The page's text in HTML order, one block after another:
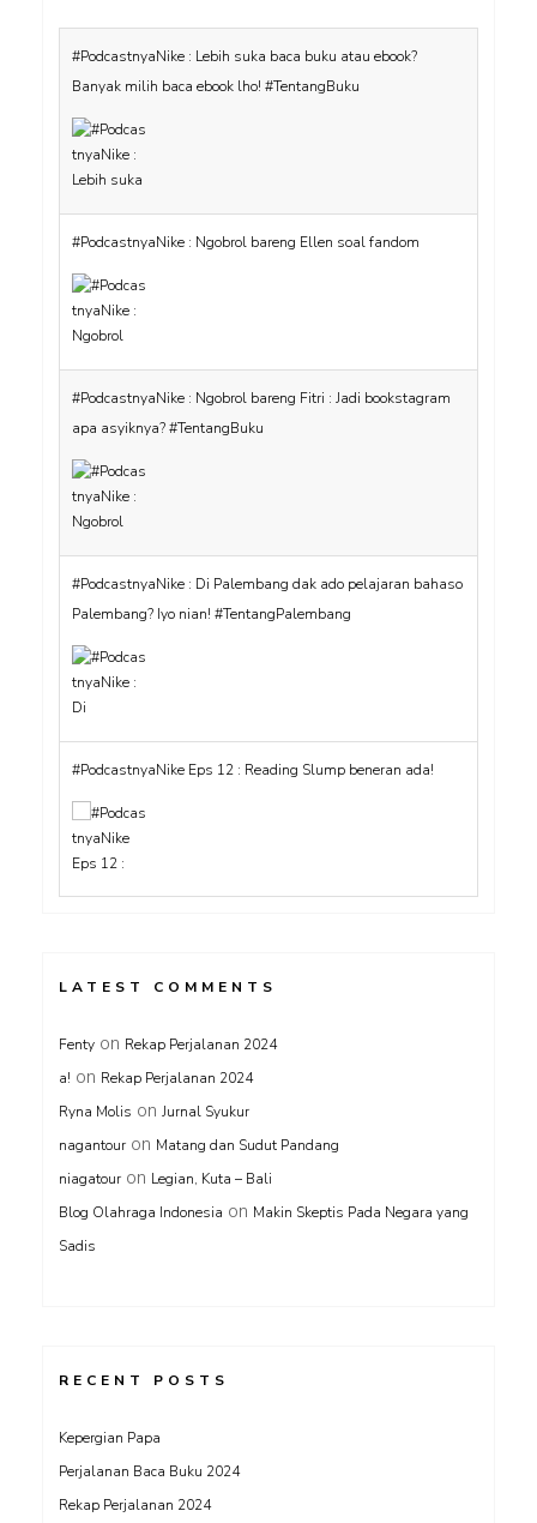
#PodcastnyaNike : Lebih suka baca buku atau ebook?
Banyak milih baca ebook lho! #TentangBuku
#PodcastnyaNike : Ngobrol bareng Ellen soal fandom
#PodcastnyaNike : Ngobrol bareng Fitri : Jadi bookstagram
apa asyiknya? #TentangBuku
#PodcastnyaNike : Di Palembang dak ado pelajaran bahaso
Palembang? Iyo nian! #TentangPalembang
#PodcastnyaNike Eps 12 : Reading Slump beneran ada!
LATEST COMMENTS
Fenty on Rekap Perjalanan 2024
a! on Rekap Perjalanan 2024
Ryna Molis on Jurnal Syukur
nagantour on Matang dan Sudut Pandang
niagatour on Legian, Kuta – Bali
Blog Olahraga Indonesia on Makin Skeptis Pada Negara yang
Sadis
RECENT POSTS
Kepergian Papa
Perjalanan Baca Buku 2024
Rekap Perjalanan 2024